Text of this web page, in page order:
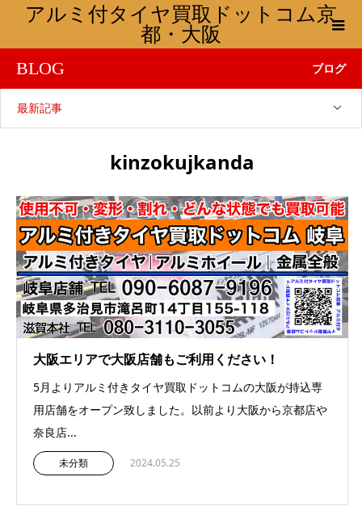
アルミ付タイヤ買取ドットコム京
都・大阪
BLOG ブログ
最新記事
kinzokujkanda
大阪エリアで大阪店舗もご利用ください！
5月よりアルミ付きタイヤ買取ドットコムの大阪が持込専
用店舗をオープン致しました。以前より大阪から京都店や
奈良店...
未分類 2024.05.25